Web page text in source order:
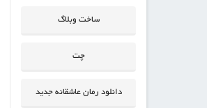
ساخت وبلاگ
چت
دانلود رمان عاشقانه جدید